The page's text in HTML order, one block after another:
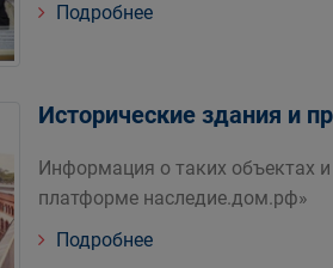
Подробнее
Исторические здания и
Информация о таких объектах
платформе наследие.дом.рф»
Подробнее